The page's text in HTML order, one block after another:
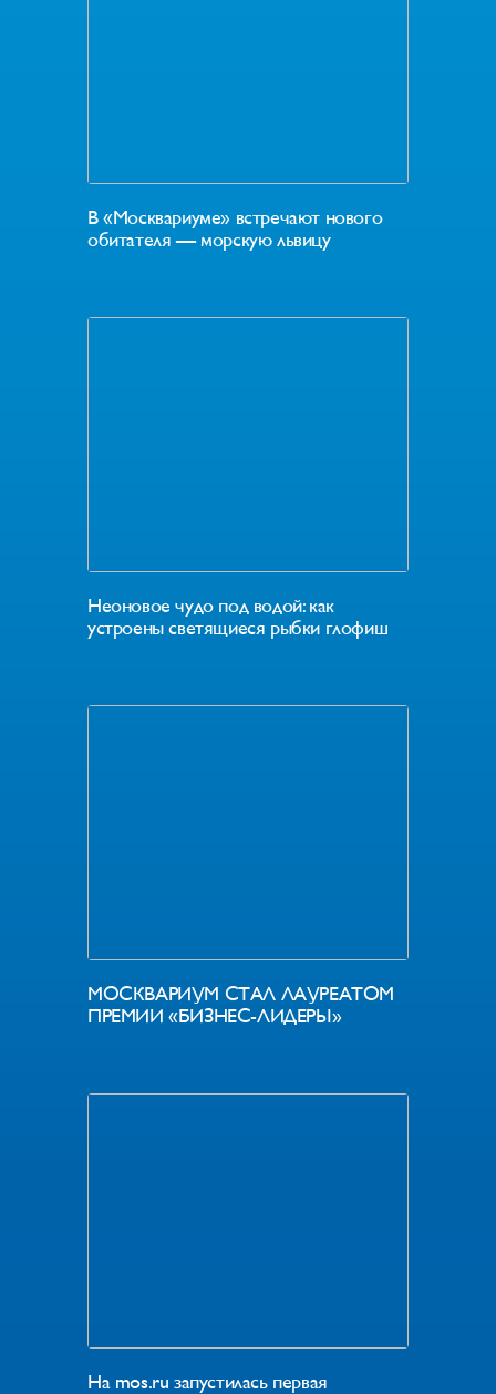
В «Москвариуме» встречают нового
обитателя — морскую львицу
Неоновое чудо под водой: как
устроены светящиеся рыбки глофиш
МОСКВАРИУМ СТАЛ ЛАУРЕАТОМ
ПРЕМИИ «БИЗНЕС-ЛИДЕРЫ»
На mos.ru запустилась первая